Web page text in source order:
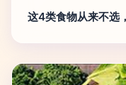
这4类食物从来不选